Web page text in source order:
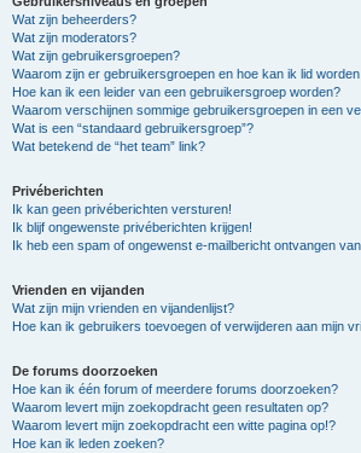
Wat zijn beheerders?
Wat zijn moderators?
Wat zijn gebruikersgroepen?
Waarom zijn er gebruikersgroepen en hoe kan ik lid
Hoe kan ik een leider van een gebruikersgroep worden?
Waarom verschijnen sommige gebruikersgroepen in een
Wat is een “standaard gebruikersgroep”?
Wat betekend de “het team” link?
Privéberichten
Ik kan geen privéberichten versturen!
Ik blijf ongewenste privéberichten krijgen!
Ik heb een spam of ongewenst e-mailbericht ontvangen
Vrienden en vijanden
Wat zijn mijn vrienden en vijandenlijst?
Hoe kan ik gebruikers toevoegen of verwijderen aan mijn
De forums doorzoeken
Hoe kan ik één forum of meerdere forums doorzoeken?
Waarom levert mijn zoekopdracht geen resultaten op?
Waarom levert mijn zoekopdracht een witte pagina op!?
Hoe kan ik leden zoeken?